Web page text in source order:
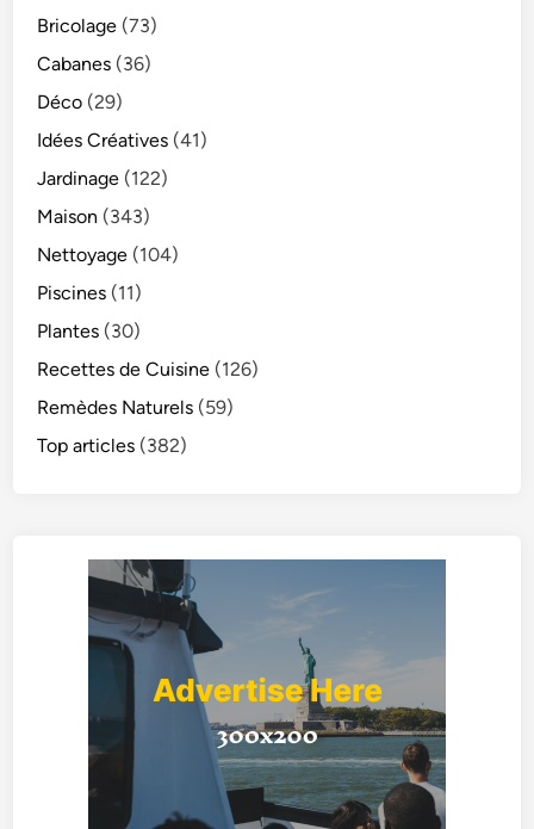
Bricolage (73)
Cabanes (36)
Déco (29)
Idées Créatives (41)
Jardinage (122)
Maison (343)
Nettoyage (104)
Piscines (11)
Plantes (30)
Recettes de Cuisine (126)
Remèdes Naturels (59)
Top articles (382)